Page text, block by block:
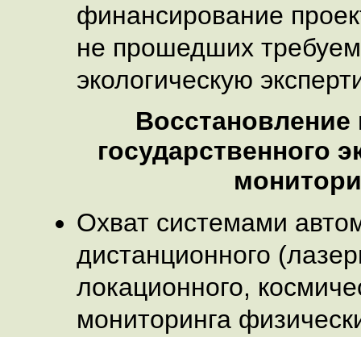
финансирование
не прошедших
экологическую
Восстановление
государственного
Охват системами
дистанционного
локационного,
мониторинга